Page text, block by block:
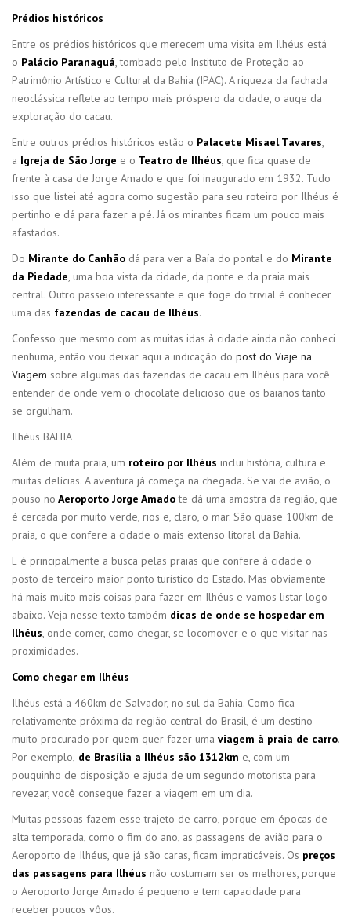
Prédios históricos
Entre os prédios históricos que merecem uma visita em Ilhéus está
o Palácio Paranaguá, tombado pelo Instituto de Proteção ao
Patrimônio Artístico e Cultural da Bahia (IPAC). A riqueza da fachada
neoclássica reflete ao tempo mais próspero da cidade, o auge da
exploração do cacau.
Entre outros prédios históricos estão o Palacete Misael Tavares,
a Igreja de São Jorge e o Teatro de Ilhéus, que fica quase de
frente à casa de Jorge Amado e que foi inaugurado em 1932. Tudo
isso que listei até agora como sugestão para seu roteiro por Ilhéus é
pertinho e dá para fazer a pé. Já os mirantes ficam um pouco mais
afastados.
Do Mirante do Canhão dá para ver a Baía do pontal e do Mirante
da Piedade, uma boa vista da cidade, da ponte e da praia mais
central. Outro passeio interessante e que foge do trivial é conhecer
uma das fazendas de cacau de Ilhéus.
Confesso que mesmo com as muitas idas à cidade ainda não conheci
nenhuma, então vou deixar aqui a indicação do post do Viaje na
Viagem sobre algumas das fazendas de cacau em Ilhéus para você
entender de onde vem o chocolate delicioso que os baianos tanto
se orgulham.
Ilhéus BAHIA
Além de muita praia, um roteiro por Ilhéus inclui história, cultura e
muitas delícias. A aventura já começa na chegada. Se vai de avião, o
pouso no Aeroporto Jorge Amadote dá uma amostra da região, que
é cercada por muito verde, rios e, claro, o mar. São quase 100km de
praia, o que confere a cidade o mais extenso litoral da Bahia.
E é principalmente a busca pelas praias que confere à cidade o
posto de terceiro maior ponto turístico do Estado. Mas obviamente
há mais muito mais coisas para fazer em Ilhéus e vamos listar logo
abaixo. Veja nesse texto também dicas de onde se hospedar em
Ilhéus, onde comer, como chegar, se locomover e o que visitar nas
proximidades.
Como chegar em Ilhéus
Ilhéus está a 460km de Salvador, no sul da Bahia. Como fica
relativamente próxima da região central do Brasil, é um destino
muito procurado por quem quer fazer uma viagem à praia de carro.
Por exemplo, de Brasília a Ilhéus são 1312km e, com um
pouquinho de disposição e ajuda de um segundo motorista para
revezar, você consegue fazer a viagem em um dia.
Muitas pessoas fazem esse trajeto de carro, porque em épocas de
alta temporada, como o fim do ano, as passagens de avião para o
Aeroporto de Ilhéus, que já são caras, ficam impraticáveis. Os preços
das passagens para Ilhéus não costumam ser os melhores, porque
o Aeroporto Jorge Amado é pequeno e tem capacidade para
receber poucos vôos.